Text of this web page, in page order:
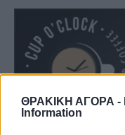
ΘΡΑΚΙΚΗ ΑΓΟΡΑ -
Information